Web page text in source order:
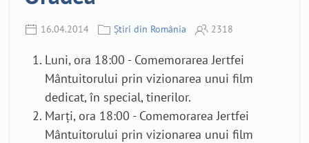
16.04.2014 Știri din România 2318
Luni, ora 18:00 - Comemorarea Jertfei
Mântuitorului prin vizionarea unui film
dedicat, în special, tinerilor.
Marţi, ora 18:00 - Comemorarea Jertfei
Mântuitorului prin vizionarea unui film